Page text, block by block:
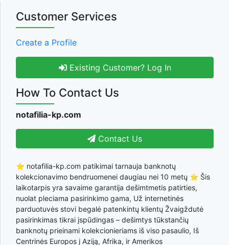
Customer Services
Create a Profile
Existing Customer? Log In
How To Contact Us
notafilia-kp.com
Contact Us
⭐ notafilia-kp.com patikimai tarnauja banknotų
kolekcionavimo bendruomenei daugiau nei 10 metų ⭐ Šis
laikotarpis yra savaime garantija dešimtmetis patirties,
nuolat pleciama pasirinkimo gama, Už internetinės
parduotuvės stovi begalė patenkintų klientų Žvaigždutė
pasirinkimas tikrai įspūdingas – dešimtys tūkstančių
banknotų prieinami kolekcionieriams iš viso pasaulio, Iš
Centrinės Europos į Aziją, Afrika, ir Amerikos